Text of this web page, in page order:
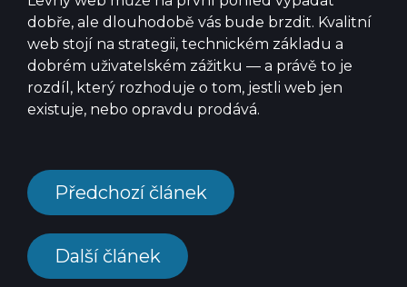
dobře, ale dlouhodobě vás bude brzdit. Kvalitní
web stojí na strategii, technickém základu a
dobrém uživatelském zážitku — a právě to je
rozdíl, který rozhoduje o tom, jestli web jen
existuje, nebo opravdu prodává.
Předchozí článek
Další článek